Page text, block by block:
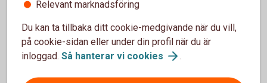
Relevant marknadsföring
Du kan ta tillbaka ditt cookie-medgivande när du vill,
på cookie-sidan eller under din profil när du är
inloggad. Så hanterar vi cookies .